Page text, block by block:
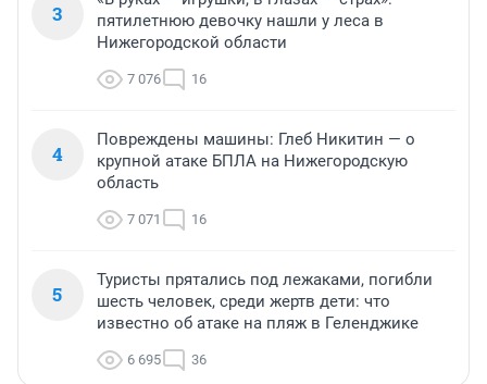
3
пятилетнюю девочку нашли у леса в
Нижегородской области
7 076 16
4
Повреждены машины: Глеб Никитин — о
крупной атаке БПЛА на Нижегородскую
область
7 071 16
5
Туристы прятались под лежаками, погибли
шесть человек, среди жертв дети: что
известно об атаке на пляж в Геленджике
6 695 36